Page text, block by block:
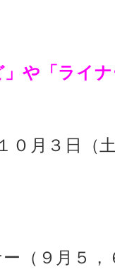
や「ライ
０月３日（
（９月５